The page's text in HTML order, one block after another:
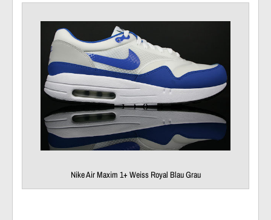
Nike Air Maxim 1+ Weiss Royal Blau Grau